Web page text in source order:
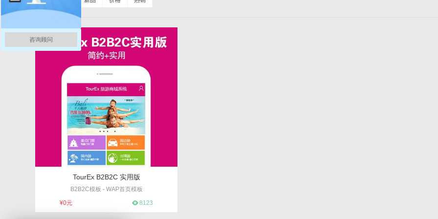
TourEx B2B2C 实用版
B2B2C模板 - WAP首页模板
¥0元 8123
咨询顾问